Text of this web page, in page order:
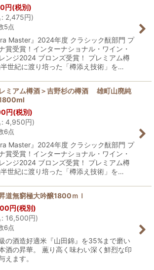
円(税別)
: 2,475円)
5点
Master』2024年度 クラシック酛部門 プ
賞受賞！インターナショナル・ワイン・
ンジ2024 ブロンズ受賞！ プレミアム樽
世紀に渡り培った「樽添え技術」を…
ミアム樽酒＞吉野杉の樽酒 雄町山廃純
円(税別)
: 4,950円)
6点
Master』2024年度 クラシック酛部門 プ
賞受賞！インターナショナル・ワイン・
ンジ2024 ブロンズ受賞！ プレミアム樽
世紀に渡り培った「樽添え技術」を…
道無窮極大吟醸1800ｍｌ
円(税別)
: 16,500円)
6点
の酒造好適米『山田錦』を35%まで磨い
酒の昇華。 薫り高く味わい深く鮮烈な印
えます。